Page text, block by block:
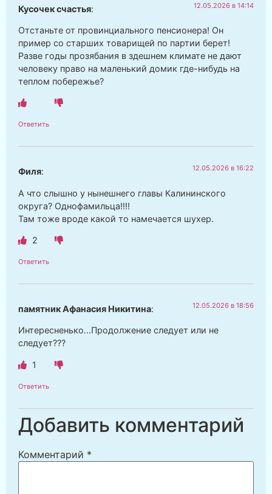
Кусочек счастья: 12.05.2026 в 14:14
Отстаньте от провинциального пенсионера! Он
пример со старших товарищей по партии берет!
Разве годы прозябания в здешнем климате не дают
человеку право на маленький домик где-нибудь на
теплом побережье?
Ответить
Филя: 12.05.2026 в 16:22
А что слышно у нынешнего главы Калининского
округа? Однофамильца!!!!
Там тоже вроде какой то намечается шухер.
2
Ответить
памятник Афанасия Никитина: 12.05.2026 в 18:56
Интересненько…Продолжение следует или не
следует???
1
Ответить
Добавить комментарий
Комментарий *